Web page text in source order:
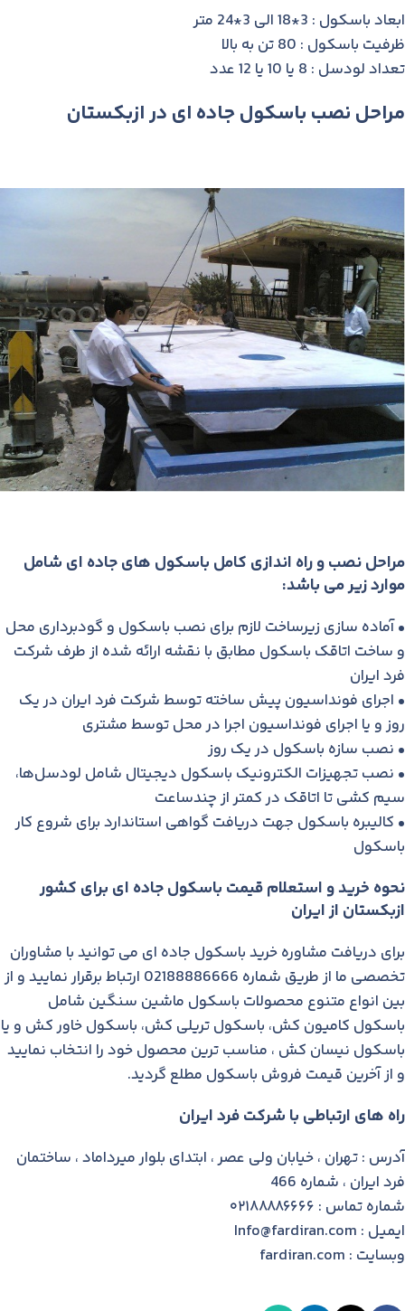
ابعاد باسکول : 3*18 الی 3*24 متر
ظرفیت باسکول : 80 تن به بالا
تعداد لودسل : 8 یا 10 یا 12 عدد
مراحل نصب باسکول جاده ای در ازبکستان
مراحل نصب و راه اندازی کامل باسکول های جاده ای شامل
موارد زیر می باشد:
• آماده سازی زیرساخت لازم برای نصب باسکول و گودبرداری محل
و ساخت اتاقک باسکول مطابق با نقشه ارائه شده از طرف شرکت
فرد ایران
• اجرای فونداسیون پیش ساخته توسط شرکت فرد ایران در یک
روز و یا اجرای فونداسیون اجرا در محل توسط مشتری
• نصب سازه باسکول در یک روز
• نصب تجهیزات الکترونیک باسکول دیجیتال شامل لودسل‌ها،
سیم کشی تا اتاقک در کمتر از چندساعت
• کالیبره باسکول جهت دریافت گواهی استاندارد برای شروع کار
باسکول
نحوه خرید و استعلام قیمت باسکول جاده ای برای کشور
ازبکستان از ایران
برای دریافت مشاوره خرید باسکول جاده ای می توانید با مشاوران
تخصصی ما از طریق شماره 02188886666 ارتباط برقرار نمایید و از
بین انواع متنوع محصولات باسکول ماشین سنگین شامل
باسکول کامیون کش، باسکول تریلی کش، باسکول خاور کش و یا
باسکول نیسان کش ، مناسب ترین محصول خود را انتخاب نمایید
و از آخرین قیمت فروش باسکول مطلع گردید.
راه های ارتباطی با شرکت فرد ایران
آدرس : تهران ، خیابان ولی عصر ، ابتدای بلوار میرداماد ، ساختمان
فرد ایران ، شماره 466
شماره تماس : ۰۲۱۸۸۸۸۶۶۶۶
ایمیل : Info@fardiran.com
وبسایت : fardiran.com